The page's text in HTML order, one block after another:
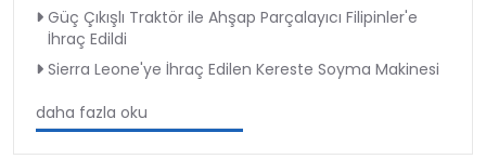
Güç Çıkışlı Traktör ile Ahşap Parçalayıcı Filipinler'e
İhraç Edildi
Sierra Leone'ye İhraç Edilen Kereste Soyma Makinesi
daha fazla oku